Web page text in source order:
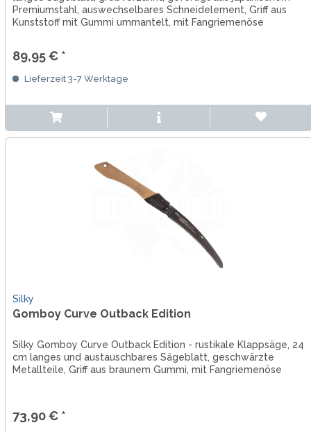
Premiumstahl, auswechselbares Schneidelement, Griff aus
Kunststoff mit Gummi ummantelt, mit Fangriemenöse
89,95 € *
Lieferzeit 3-7 Werktage
Silky
Gomboy Curve Outback Edition
Silky Gomboy Curve Outback Edition - rustikale Klappsäge, 24
cm langes und austauschbares Sägeblatt, geschwärzte
Metallteile, Griff aus braunem Gummi, mit Fangriemenöse
73,90 € *